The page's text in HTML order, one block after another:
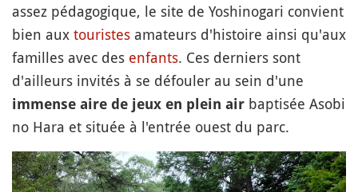
assez pédagogique, le site de Yoshinogari convient
bien aux touristes amateurs d'histoire ainsi qu'aux
familles avec des enfants. Ces derniers sont
d'ailleurs invités à se défouler au sein d'une
immense aire de jeux en plein air baptisée Asobi
no Hara et située à l'entrée ouest du parc.